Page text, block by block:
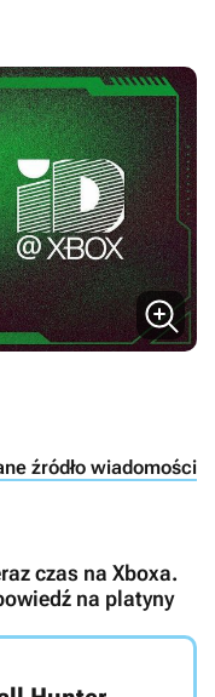
źródło wiadomości
czas na Xboxa.
na platyny